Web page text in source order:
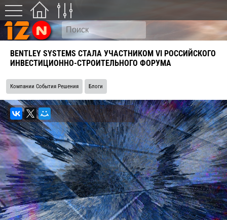
BENTLEY SYSTEMS СТАЛА УЧАСТНИКОМ VI РОССИЙСКОГО
ИНВЕСТИЦИОННО-СТРОИТЕЛЬНОГО ФОРУМА
Компании События Решения Блоги